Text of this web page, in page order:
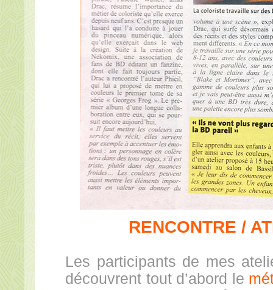
RENCONTRE /
Les participants de mes
découvrent tout d’abord le